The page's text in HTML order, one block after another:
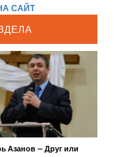
САЙТ
Азанов — Друг или